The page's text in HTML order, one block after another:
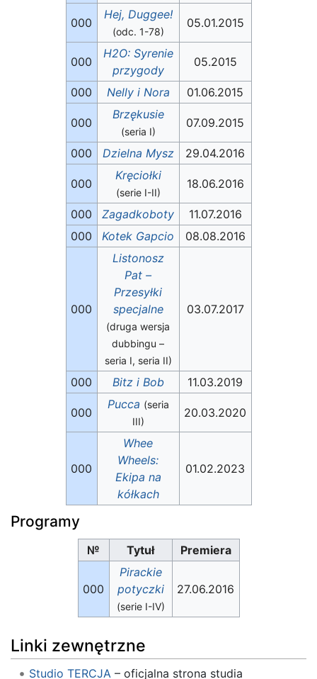
000
Hej, Duggee!
(odc. 1-78)
05.01.2015
000
H2O: Syrenie
przygody
05.2015
000 Nelly i Nora 01.06.2015
000
Brzękusie
(seria I)
07.09.2015
000 Dzielna Mysz 29.04.2016
000
Kręciołki
(serie I-II)
18.06.2016
000 Zagadkoboty
11.07.2016
000
Kotek Gapcio 08.08.2016
000
Listonosz
Pat –
Przesyłki
specjalne
(druga wersja
dubbingu –
seria I, seria II)
03.07.2017
000 Bitz i Bob 11.03.2019
000
Pucca (seria
III)
20.03.2020
000
Whee
Wheels:
Ekipa na
kółkach
01.02.2023
Programy
№ Tytuł Premiera
000
Pirackie
potyczki
(serie I-IV)
27.06.2016
Linki zewnętrzne
Studio TERCJA– oficjalna strona studia